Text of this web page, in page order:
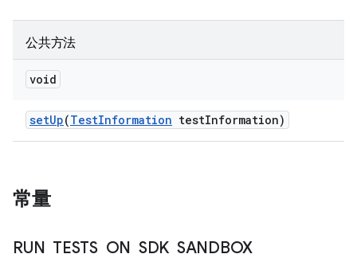
公共方法
void
setUp(TestInformation testInformation)
常量
RUN TESTS_ ON SDK SANDBOX